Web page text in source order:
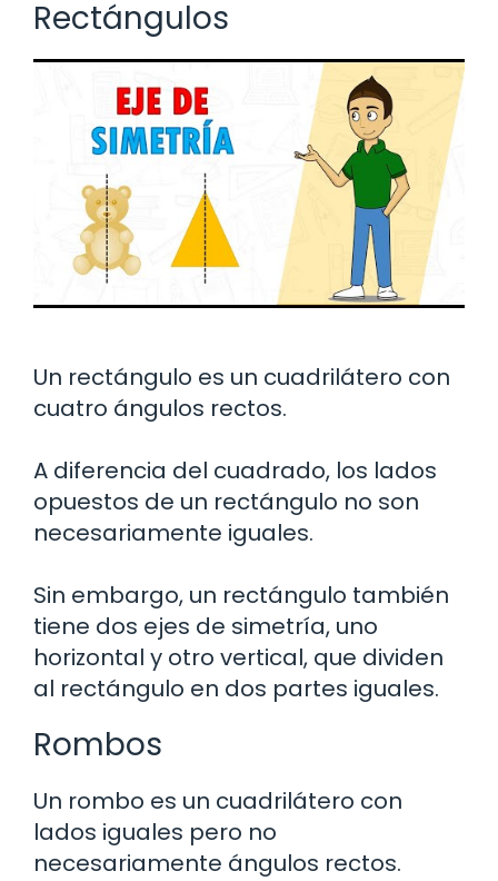
Rectángulos
Un rectángulo es un cuadrilátero con
cuatro ángulos rectos.
A diferencia del cuadrado, los lados
opuestos de un rectángulo no son
necesariamente iguales.
Sin embargo, un rectángulo también
tiene dos ejes de simetría, uno
horizontal y otro vertical, que dividen
al rectángulo en dos partes iguales.
Rombos
Un rombo es un cuadrilátero con
lados iguales pero no
necesariamente ángulos rectos.